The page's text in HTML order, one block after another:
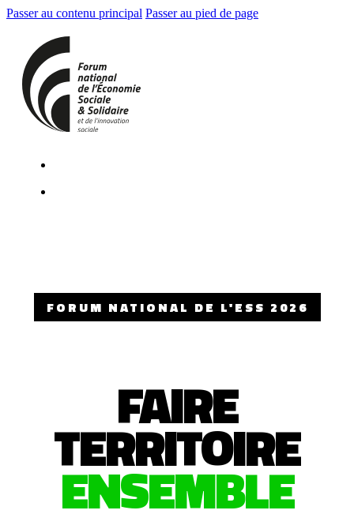
Passer au contenu principal Passer au pied de page
FORUM NATIONAL DE L'ESS 2026
FAIRE
TERRITOIRE
ENSEMBLE